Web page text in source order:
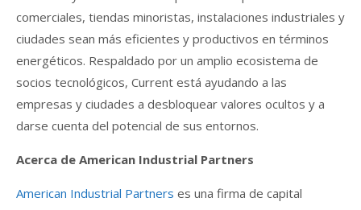
comerciales, tiendas minoristas, instalaciones industriales y
ciudades sean más eficientes y productivos en términos
energéticos. Respaldado por un amplio ecosistema de
socios tecnológicos, Current está ayudando a las
empresas y ciudades a desbloquear valores ocultos y a
darse cuenta del potencial de sus entornos.
Acerca de American Industrial Partners
American Industrial Partners es una firma de capital